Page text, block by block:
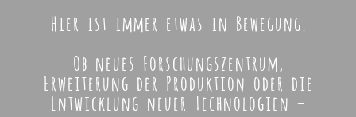
Hier ist immer etwas in Bewegung.
Ob neues Forschungszentrum,
Erweiterung der Produktion oder die
Entwicklung neuer Technologien –